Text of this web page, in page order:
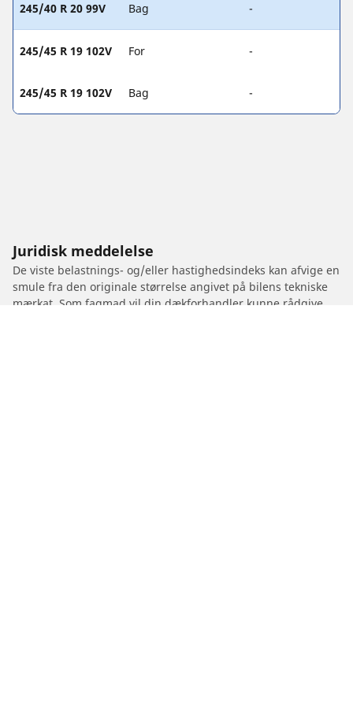
245/40 R 20 99V Bag -
245/45 R 19 102V For -
245/45 R 19 102V Bag -
Juridisk meddelelse
De viste belastnings- og/eller hastighedsindeks kan afvige en
smule fra den originale størrelse angivet på bilens tekniske
mærkat. Som fagmad vil din dækforhandler kunne rådgive